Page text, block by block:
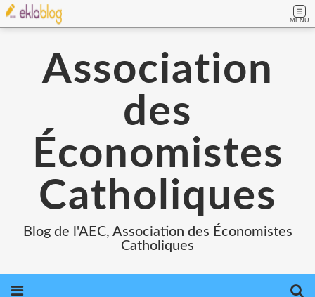
MENU
Association
des
Économistes
Catholiques
Blog de l'AEC, Association des Économistes
Catholiques